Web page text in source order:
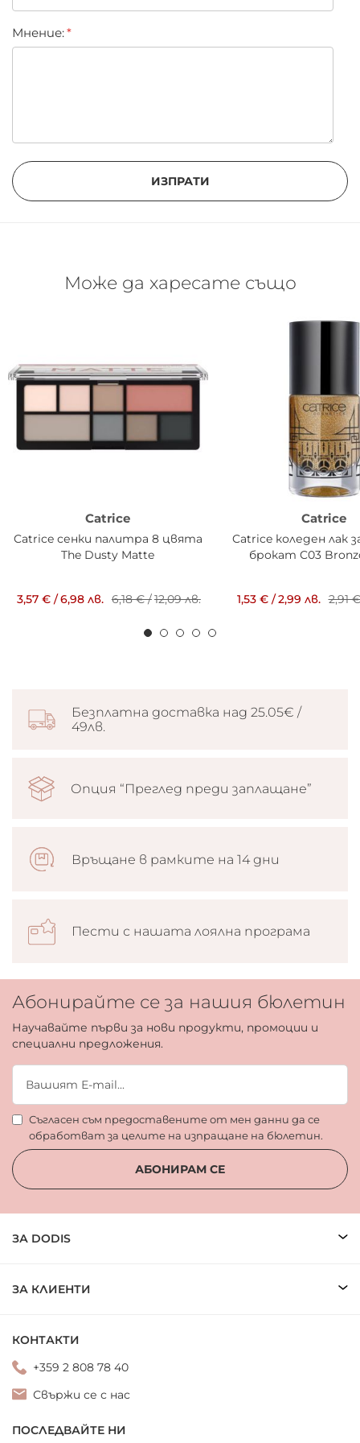
Мнение:
ИЗПРАТИ
Може да харесате също
Catrice
Catrice сенки палитра 8 цвята
The Dusty Matte
3,57 €/6,98 лв. 6,18 €/12,09 лв.
Catrice
Catrice коледен лак
брокат C03
1,53 €/2,99 лв. 2,91 €
Безплатна доставка над 25.05€ /
49лв.
Опция “Преглед преди заплащане”
Връщане в рамките на 14 дни
Пести с нашата лоялна програма
Абонирайте се за нашия бюлетин
Научавайте първи за нови продукти, промоции и
специални предложения.
Съгласен съм предоставените от мен данни да се
обработват за целите на изпращане на бюлетин.
АБОНИРАМ СЕ
ЗА DODIS
ЗА КЛИЕНТИ
КОНТАКТИ
+359 2 808 78 40
Свържи се с нас
ПОСЛЕДВАЙТЕ НИ